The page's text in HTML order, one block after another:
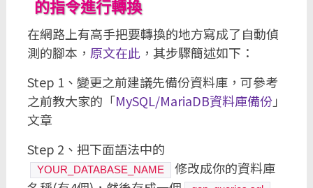
的指令進行轉換
在網路上有高手把要轉換的地方寫成了自動偵
測的腳本， 原文在此，其步驟簡述如下：
Step 1、變更之前建議先備份資料庫，可參考
之前教大家的「MySQL/MariaDB資料庫備份」
文章
Step 2、把下面語法中的
YOUR_DATABASE_NAME
修改成你的資料庫